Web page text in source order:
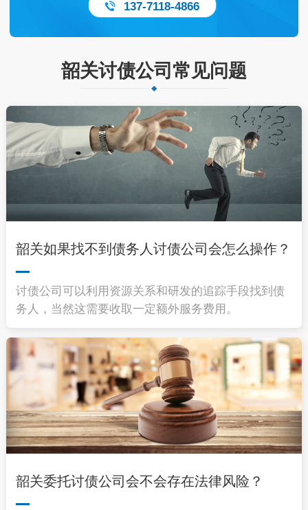
137-7118-4866
韶关讨债公司常见问题
韶关如果找不到债务人讨债公司会怎么操作？
讨债公司可以利用资源关系和研发的追踪手段找到债
务人，当然这需要收取一定额外服务费用。
韶关委托讨债公司会不会存在法律风险？